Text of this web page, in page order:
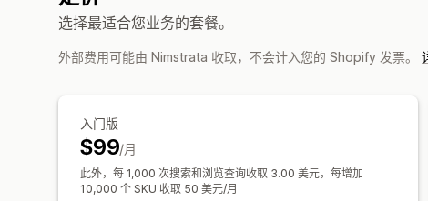
选择最适合您业务的套餐。
外部费用可能由 Nimstrata 收取，不会计入您的 Shopify 发票。
入门版
$99/月
此外，每 1,000 次搜索和浏览查询收取 3.00 美元，每增加
10,000 个 SKU 收取 50 美元/月